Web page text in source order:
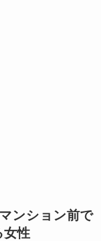
ンション前で
女性